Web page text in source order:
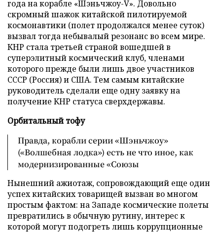
года на корабле «Шэньчжоу-V». Довольно
скромный шажок китайской пилотируемой
космонавтики (полет продолжался менее суток)
вызвал тогда небывалый резонанс во всем мире.
КНР стала третьей страной вошедшей в
суперэлитный космический клуб, членами
которого прежде были лишь двое участников
СССР (Россия) и США. Тем самым китайские
руководитель сделали еще одну заявку на
получение КНР статуса сверхдержавы.
Орбитальный тофу
Правда, корабли серии «Шэньчжоу»
(«Волшебная лодка») есть не что иное, как
модернизированные «Союзы
Нынешний ажиотаж, сопровождающий еще один
успех китайских товарищей вызван во многом
простым фактом: на Западе космические полеты
превратились в обычную рутину, интерес к
которой могут подогреть лишь коррупционные